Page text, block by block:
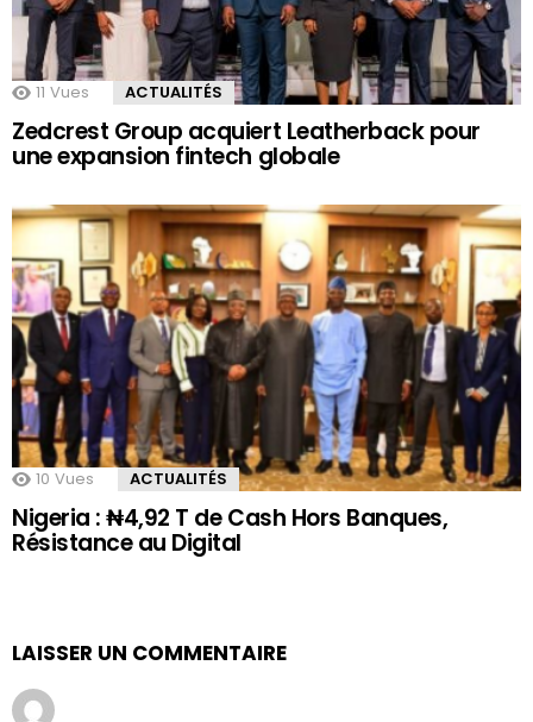
11 Vues ACTUALITÉS
Zedcrest Group acquiert Leatherback pour
une expansion fintech globale
10 Vues ACTUALITÉS
Nigeria : ₦4,92 T de Cash Hors Banques,
Résistance au Digital
LAISSER UN COMMENTAIRE